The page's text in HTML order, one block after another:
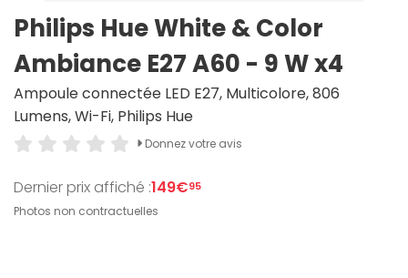
Philips Hue White & Color
Ambiance E27 A60 - 9 W x4
Ampoule connectée LED E27, Multicolore, 806
Lumens, Wi-Fi, Philips Hue
Donnez votre avis
Dernier prix affiché :149€95
Photos non contractuelles